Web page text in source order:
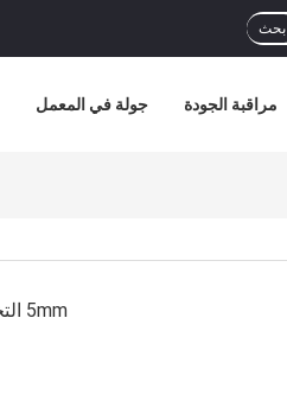
بحث
جولة في المعمل مراقبة الجودة
5mm التخييم الرجل الحبال